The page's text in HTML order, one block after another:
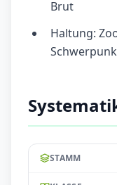
Brut
Haltung:
STAMM